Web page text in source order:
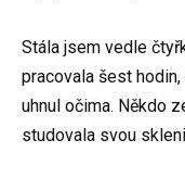
Stála jsem vedle
pracovala šest
uhnul očima. Někdo
studovala svou